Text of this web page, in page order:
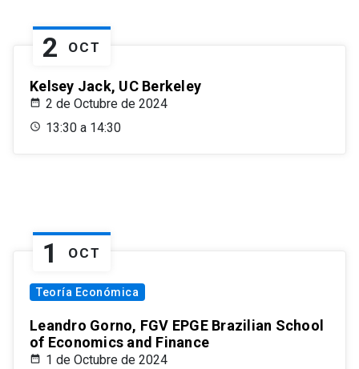
2 OCT
Kelsey Jack, UC Berkeley
2 de Octubre de 2024
13:30 a 14:30
1 OCT
Teoría Económica
Leandro Gorno, FGV EPGE Brazilian School
of Economics and Finance
1 de Octubre de 2024